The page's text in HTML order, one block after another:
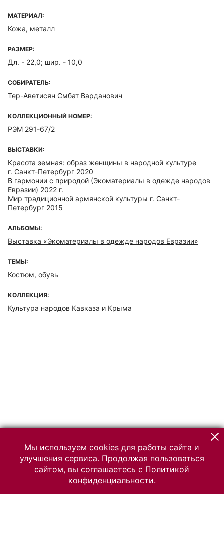
МАТЕРИАЛ:
Кожа, металл
РАЗМЕР:
Дл. - 22,0; шир. - 10,0
СОБИРАТЕЛЬ:
Тер-Аветисян Смбат Варданович
КОЛЛЕКЦИОННЫЙ НОМЕР:
РЭМ 291-67/2
ВЫСТАВКИ:
Красота земная: образ женщины в народной культуре
г. Санкт-Петербург 2020
В гармонии с природой (Экоматериалы в одежде народов
Евразии) 2022 г.
Мир традиционной армянской культуры г. Санкт-
Петербург 2015
АЛЬБОМЫ:
Выставка «Экоматериалы в одежде народов Евразии»
ТЕМЫ:
Костюм, обувь
КОЛЛЕКЦИЯ:
Культура народов Кавказа и Крыма
Мы используем cookies для работы сайта и
улучшения сервиса. Продолжая пользоваться
сайтом, вы соглашаетесь с Политикой
конфиденциальности.